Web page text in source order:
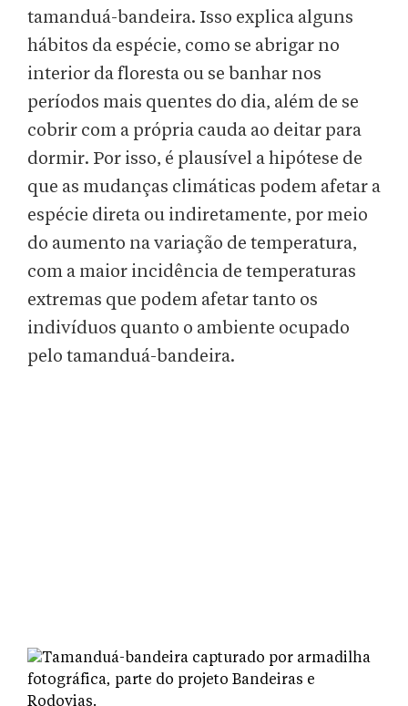
tamanduá-bandeira. Isso explica alguns
hábitos da espécie, como se abrigar no
interior da floresta ou se banhar nos
períodos mais quentes do dia, além de se
cobrir com a própria cauda ao deitar para
dormir. Por isso, é plausível a hipótese de
que as mudanças climáticas podem afetar a
espécie direta ou indiretamente, por meio
do aumento na variação de temperatura,
com a maior incidência de temperaturas
extremas que podem afetar tanto os
indivíduos quanto o ambiente ocupado
pelo tamanduá-bandeira.